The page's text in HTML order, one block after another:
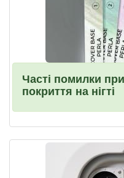
Часті помилки
покриття на нігті